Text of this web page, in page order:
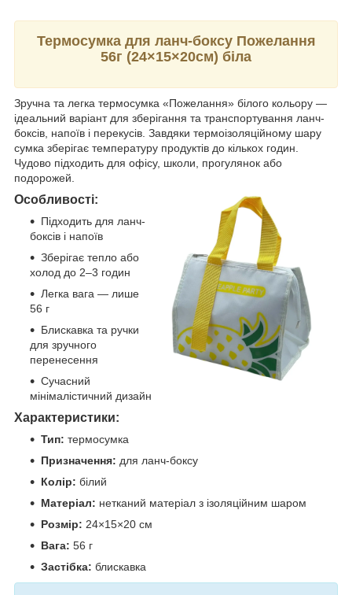
Термосумка для ланч-боксу Пожелання
56г (24×15×20см) біла
Зручна та легка термосумка «Пожелання» білого кольору —
ідеальний варіант для зберігання та транспортування ланч-
боксів, напоїв і перекусів. Завдяки термоізоляційному шару
сумка зберігає температуру продуктів до кількох годин.
Чудово підходить для офісу, школи, прогулянок або
подорожей.
Особливості:
Підходить для ланч-
боксів і напоїв
Зберігає тепло або
холод до 2–3 годин
Легка вага — лише
56 г
Блискавка та ручки
для зручного
перенесення
Сучасний
мінімалістичний дизайн
Характеристики:
Тип: термосумка
Призначення: для ланч-боксу
Колір: білий
Матеріал: нетканий матеріал з ізоляційним шаром
Розмір: 24×15×20 см
Вага: 56 г
Застібка: блискавка